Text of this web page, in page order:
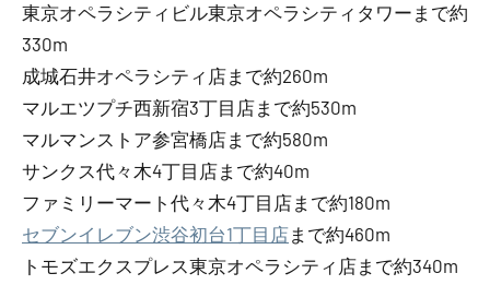
東京オペラシティビル東京オペラシティタワーまで約
330m
成城石井オペラシティ店まで約260m
マルエツプチ西新宿3丁目店まで約530m
マルマンストア参宮橋店まで約580m
サンクス代々木4丁目店まで約40m
ファミリーマート代々木4丁目店まで約180m
セブンイレブン渋谷初台1丁目店まで約460m
トモズエクスプレス東京オペラシティ店まで約340m